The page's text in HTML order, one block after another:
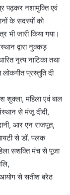
पढ़कर नशामुक्ति एवं
के सदस्यों को
जारी किया गया।
द्वारा नुक्कड़
नृत्य नाटिका तथा
लोकगीत प्रस्तुति दी
शुक्ला, महिला एवं बाल
से मंजू दीदी,
आर एन राजपूत,
से डॉ. पलक
सशक्ति मंच से पूजा
आयोग से सतीश बरेठ